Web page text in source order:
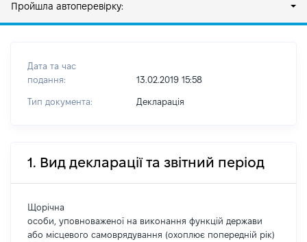
Пройшла автоперевірку:
Дата та час
подання:
13.02.2019 15:58
Тип документа: Декларація
1. Вид декларації та звітний період
Щорічна
особи, уповноваженої на виконання функцій держави
або місцевого самоврядування (охоплює попередній рік)